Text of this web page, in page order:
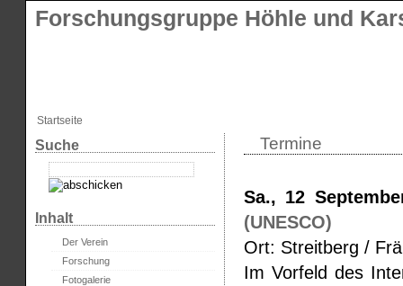
Forschungsgruppe Höhle und
Startseite
Termine
Sa., 12
(UNESCO)
Ort: Streitberg /
Im Vorfeld des
Suche
Inhalt
Der Verein
Forschung
Fotogalerie